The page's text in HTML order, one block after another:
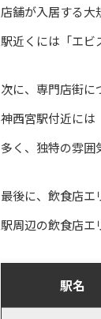
店舗が入居する大
駅近くには「エビ
次に、専門店街に
神西宮駅付近には
多く、独特の雰囲
最後に、飲食店エ
駅周辺の飲食店エ
駅名